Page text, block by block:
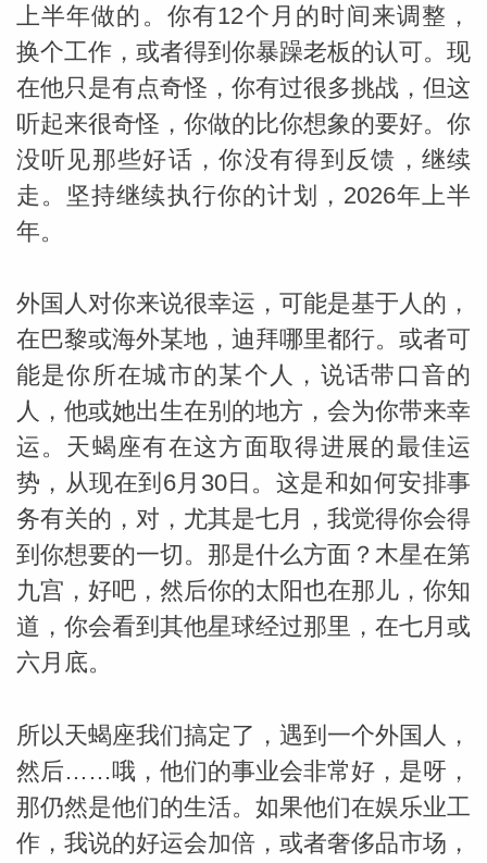
米勒
_susan
上半年做的。你有12个月的时间来调整，
换个工作，或者得到你暴躁老板的认可。现
在他只是有点奇怪，你有过很多挑战，但这
听起来很奇怪，你做的比你想象的要好。你
没听见那些好话，你没有得到反馈，继续
走。坚持继续执行你的计划，2026年上半
年。
外国人对你来说很幸运，可能是基于人的，
在巴黎或海外某地，迪拜哪里都行。或者可
能是你所在城市的某个人，说话带口音的
人，他或她出生在别的地方，会为你带来幸
运。天蝎座有在这方面取得进展的最佳运
势，从现在到6月30日。这是和如何安排事
务有关的，对，尤其是七月，我觉得你会得
到你想要的一切。那是什么方面？木星在第
九宫，好吧，然后你的太阳也在那儿，你知
道，你会看到其他星球经过那里，在七月或
六月底。
所以天蝎座我们搞定了，遇到一个外国人，
然后……哦，他们的事业会非常好，是呀，
那仍然是他们的生活。如果他们在娱乐业工
作，我说的好运会加倍，或者奢侈品市场，